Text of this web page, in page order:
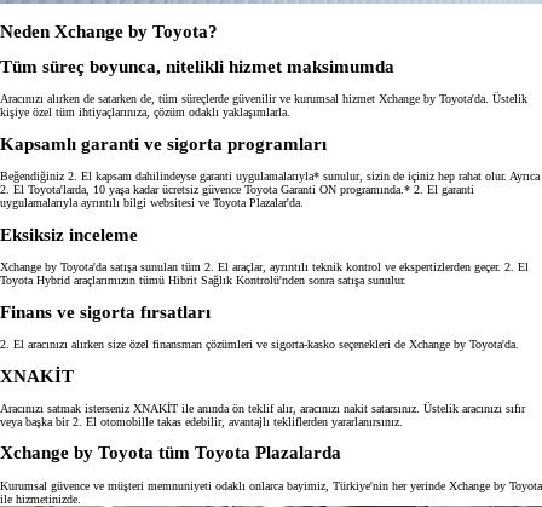
Neden Xchange by Toyota?
Tüm süreç boyunca, nitelikli hizmet maksimumda
Aracınızı alırken de satarken de, tüm süreçlerde güvenilir ve kurumsal hizmet Xchange by Toyota'da. Üstelik
kişiye özel tüm ihtiyaçlarınıza, çözüm odaklı yaklaşımlarla.
Kapsamlı garanti ve sigorta programları
Beğendiğiniz 2. El kapsam dahilindeyse garanti uygulamalarıyla* sunulur, sizin de içiniz hep rahat olur. Ayrıca
2. El Toyota'larda, 10 yaşa kadar ücretsiz güvence Toyota Garanti ON programında.* 2. El garanti
uygulamalarıyla ayrıntılı bilgi websitesi ve Toyota Plazalar'da.
Eksiksiz inceleme
Xchange by Toyota'da satışa sunulan tüm 2. El araçlar, ayrıntılı teknik kontrol ve ekspertizlerden geçer. 2. El
Toyota Hybrid araçlarımızın tümü Hibrit Sağlık Kontrolü'nden sonra satışa sunulur.
Finans ve sigorta fırsatları
2. El aracınızı alırken size özel finansman çözümleri ve sigorta-kasko seçenekleri de Xchange by Toyota'da.
XNAKİT
Aracınızı satmak isterseniz XNAKİT ile anında ön teklif alır, aracınızı nakit satarsınız. Üstelik aracınızı sıfır
veya başka bir 2. El otomobille takas edebilir, avantajlı tekliflerden yararlanırsınız.
Xchange by Toyota tüm Toyota Plazalarda
Kurumsal güvence ve müşteri memnuniyeti odaklı onlarca bayimiz, Türkiye'nin her yerinde Xchange by Toyota
ile hizmetinizde.